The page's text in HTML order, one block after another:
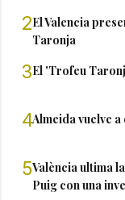
2El Valencia
Taronja
3El 'Trofeu
4Almeida vuelve
5València ultima
Puig con una